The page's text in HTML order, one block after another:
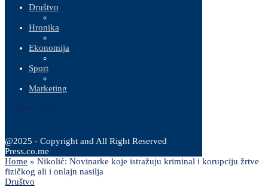
Društvo
Hronika
Ekonomija
Sport
Marketing
@2025 - Copyright and All Right Reserved
Press.co.me
Home » Nikolić: Novinarke koje istražuju kriminal i korupciju žrtve
fizičkog ali i onlajn nasilja
Društvo